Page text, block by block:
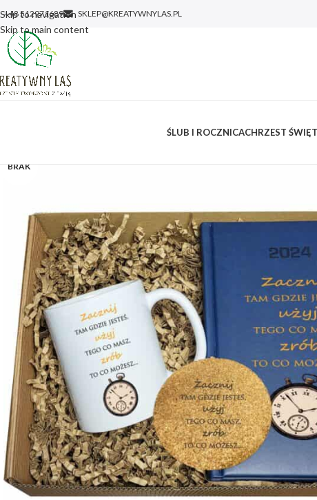
Skip to navigation
Skip to main content
+48 512971689 SKLEP@KREATYWNYLAS.PL
ŚLUB I ROCZNICACHRZEST
BRAK